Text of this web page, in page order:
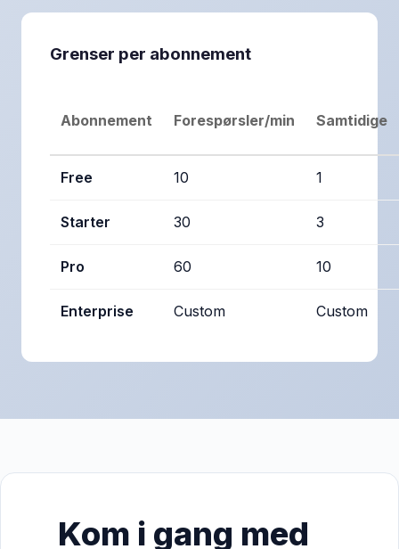
Grenser per abonnement
Abonnement Forespørsler/min Samtidige
Free 10 1
Starter 30 3
Pro 60 10
Enterprise Custom Custom
Kom i gang med